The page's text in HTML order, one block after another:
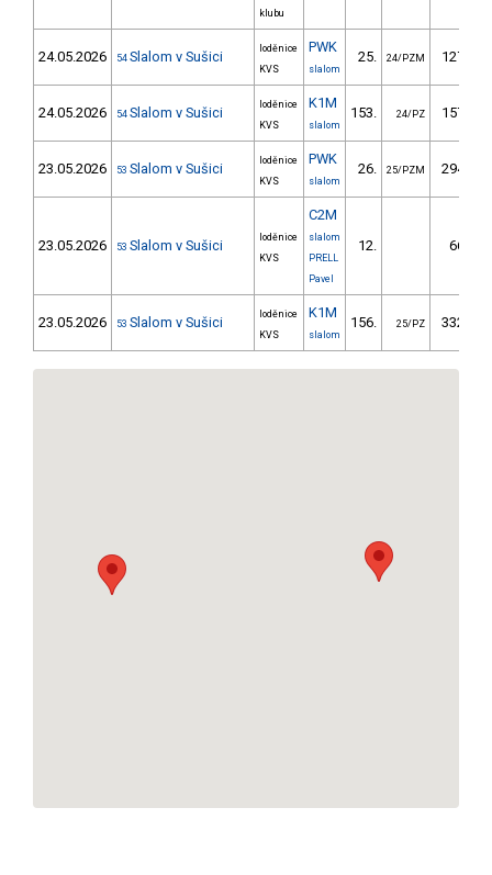
klubu
24.05.2026 54 Slalom v Sušici
loděnice
KVS
PWK
slalom
25. 24/PZM 127.40
24.05.2026 54 Slalom v Sušici
loděnice
KVS
K1M
slalom
153. 24/PZ 157.34
23.05.2026 53 Slalom v Sušici
loděnice
KVS
PWK
slalom
26. 25/PZM 294.70
23.05.2026 53 Slalom v Sušici
loděnice
KVS
C2M
slalom
PRELL
Pavel
12. 66.03
23.05.2026 53 Slalom v Sušici
loděnice
KVS
K1M
slalom
156. 25/PZ 332.48